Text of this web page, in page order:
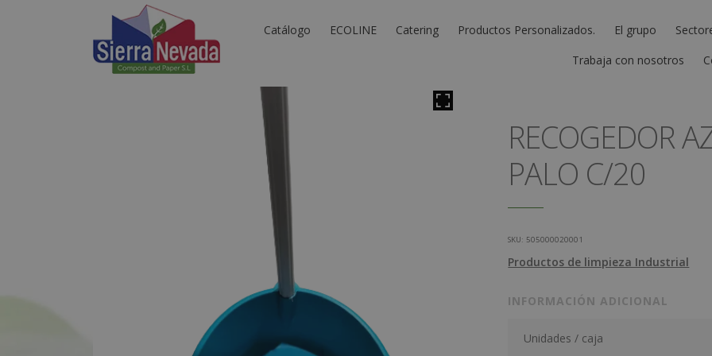
Catálogo ECOLINE Catering Productos Personalizados. El grupo
Trabaja con nosotros
RECOGEDOR
PALO C/20
SKU: 505000020001
Productos de limpieza Industrial
INFORMACIÓN ADICIONAL
Unidades / caja